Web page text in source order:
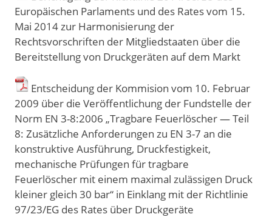
Europäischen Parlaments und des Rates vom 15.
Mai 2014 zur Harmonisierung der
Rechtsvorschriften der Mitgliedstaaten über die
Bereitstellung von Druckgeräten auf dem Markt
Entscheidung der Kommision vom 10. Februar
2009 über die Veröffentlichung der Fundstelle der
Norm EN 3-8:2006 „Tragbare Feuerlöscher — Teil
8: Zusätzliche Anforderungen zu EN 3-7 an die
konstruktive Ausführung, Druckfestigkeit,
mechanische Prüfungen für tragbare
Feuerlöscher mit einem maximal zulässigen Druck
kleiner gleich 30 bar“ in Einklang mit der Richtlinie
97/23/EG des Rates über Druckgeräte